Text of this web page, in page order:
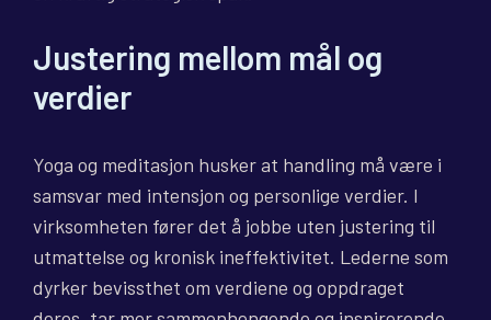
Justering mellom mål og
verdier
Yoga og meditasjon husker at handling må være i
samsvar med intensjon og personlige verdier. I
virksomheten fører det å jobbe uten justering til
utmattelse og kronisk ineffektivitet. Lederne som
dyrker bevissthet om verdiene og oppdraget